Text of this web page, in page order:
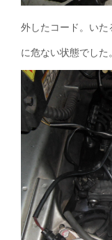
外したコード。い
に危ない状態でした。